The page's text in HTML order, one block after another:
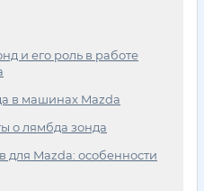
и его роль в работе
в машинах Mazda
о лямбда зонда
для Mazda: особенности